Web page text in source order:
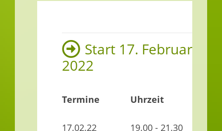
Start 17. Februar
2022
Termine Uhrzeit
17.02.22
19.00 - 21.30